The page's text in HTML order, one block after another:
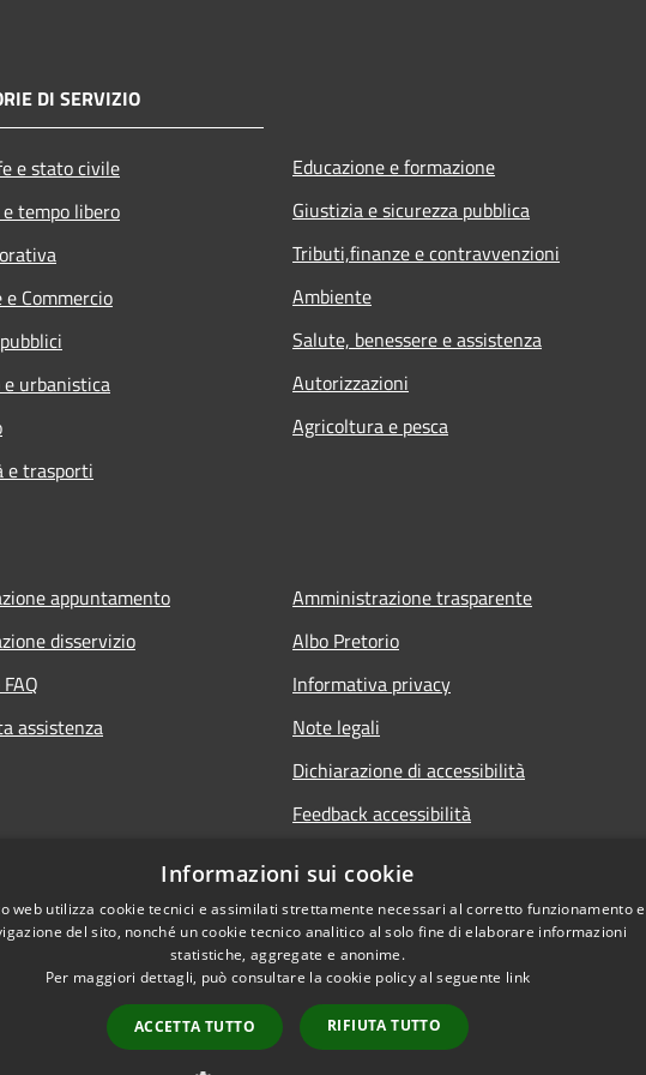
DI SERVIZIO
e stato civile
tempo libero
e Commercio
e urbanistica
e trasporti
Educazione e formazione
Giustizia e sicurezza pubblica
Tributi,finanze e contravvenzioni
Ambiente
Salute, benessere e assistenza
Autorizzazioni
Agricoltura e pesca
appuntamento
disservizio
assistenza
Amministrazione trasparente
Albo Pretorio
Informativa privacy
Note legali
Dichiarazione di accessibilità
Feedback accessibilità
personali
Copyright © 2026 • Comune di Pioltello •
Informazioni sui cookie
web utilizza cookie tecnici e assimilati strettamente necessari al corretto funzionamento e
del sito, nonché un cookie tecnico analitico al solo fine di elaborare informazioni
statistiche, aggregate e anonime.
Per maggiori dettagli, può consultare la cookie policy al seguente link
ACCETTA TUTTO RIFIUTA TUTTO